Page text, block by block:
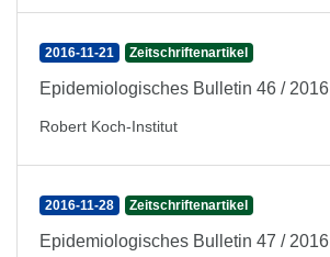
2016-11-21 Zeitschriftenartikel
Epidemiologisches Bulletin 46 / 2016
Robert Koch-Institut
2016-11-28 Zeitschriftenartikel
Epidemiologisches Bulletin 47 / 2016